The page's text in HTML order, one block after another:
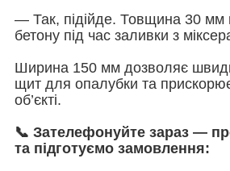
— Так, підійде. Товщина 30 мм
бетону під час заливки з
Ширина 150 мм дозволяє
щит для опалубки та
об’єкті.
📞 Зателефонуйте зараз —
та підготуємо замовлення: